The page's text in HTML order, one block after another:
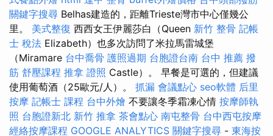
關鍵字搜尋 Belhas建造的，距離Trieste灣市中心僅幾公
里。 美式整復 西西女王伊麗莎白（Queen 新竹 整骨 記帳
士 稅法 Elizabeth）也多次訪問了米拉馬雷城堡
（Miramare 台中喬骨 護照過期 台胞證台南 台中 推薦 撥
筋 舒壓課程 推拿 證照 Castle）。 早餐是可選的，但建議
使用葡萄酒（25歐元/人）。 抓漏 會議點心 seo軟體 后里
按摩 記帳士 課程 台中外燴 不要讓冬季霜凍心情 按摩師執
照 台胞證新北 新竹 推拿 茶會點心 南屯整骨 台中西屯按摩
經絡按摩課程 GOOGLE ANALYTICS 關鍵字搜尋 - 東海按